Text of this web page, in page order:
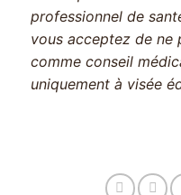
professionnel de
vous acceptez de ne
comme conseil
uniquement à visée